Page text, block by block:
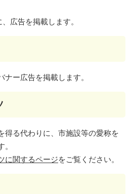
広告を掲載します。
ー広告を掲載します。
る代わりに、市施設等の愛称を
に関するページをご覧ください。